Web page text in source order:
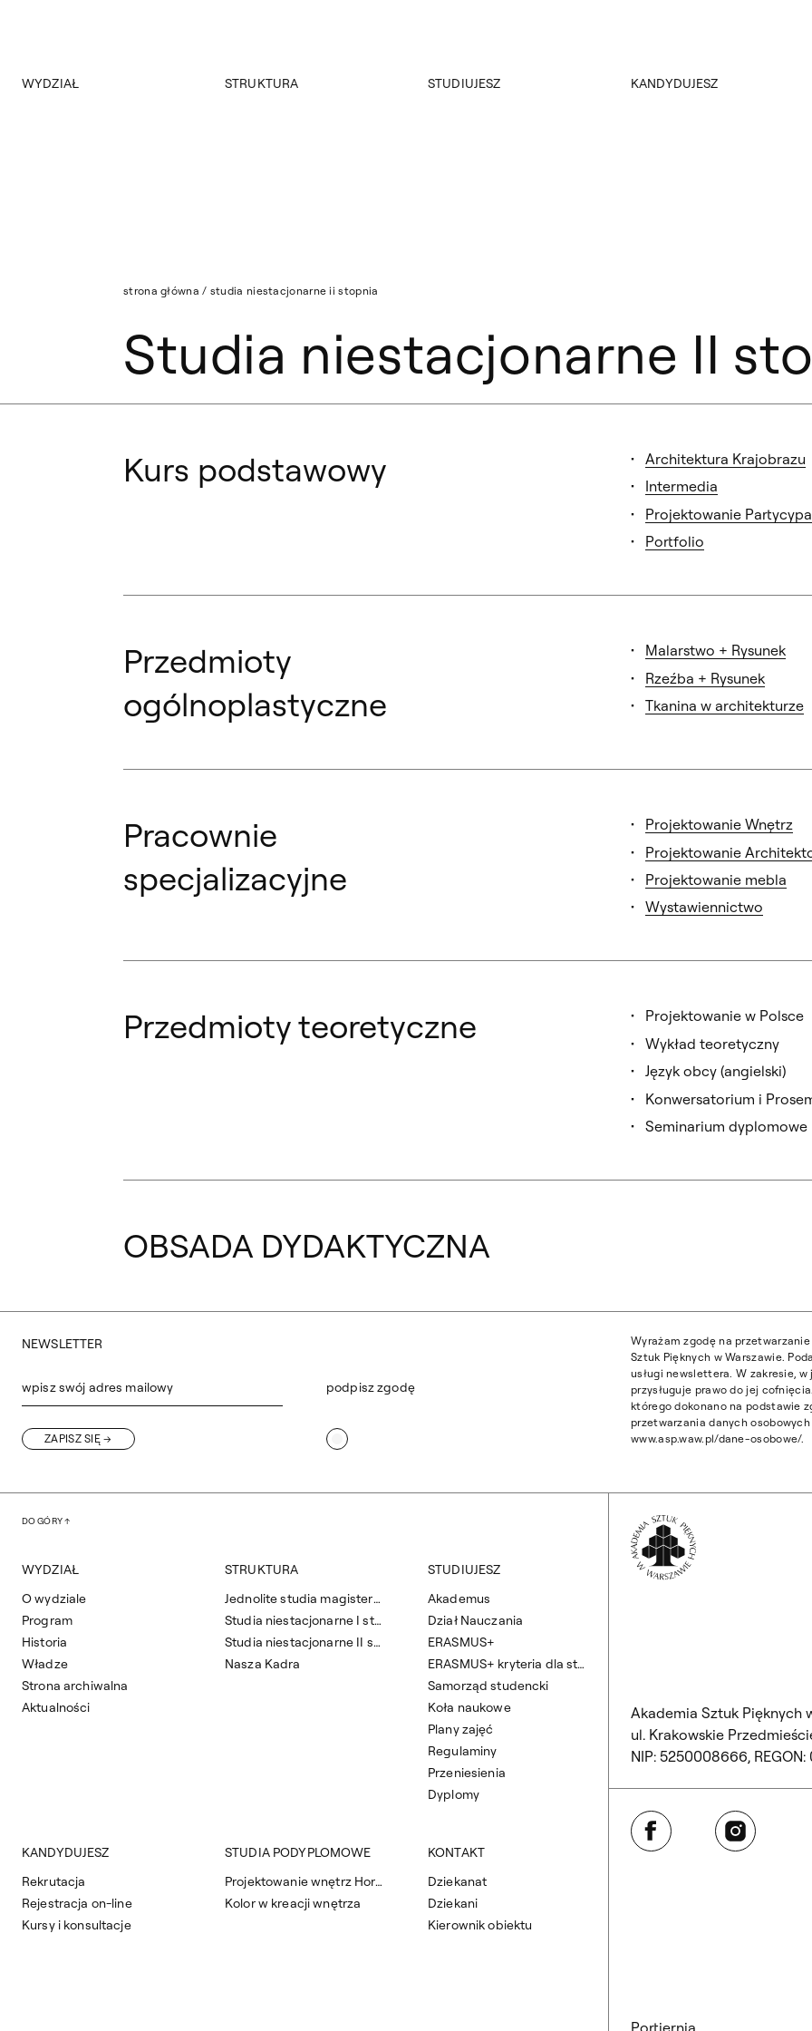
WYDZIAŁ STRUKTURA STUDIUJESZ KANDYDUJESZ
strona główna / studia niestacjonarne ii stopnia
Studia niestacjonarne II
Kurs podstawowy
Architektura Krajobrazu
Intermedia
Projektowanie
Portfolio
Przedmioty
ogólnoplastyczne
Malarstwo + Rysunek
Rzeźba + Rysunek
Tkanina w architekturze
Pracownie
specjalizacyjne
Projektowanie Wnętrz
Projektowanie
Projektowanie mebla
Wystawiennictwo
Przedmioty teoretyczne
Projektowanie w Polsce
Wykład teoretyczny
Język obcy (angielski)
Konwersatorium i
Seminarium dyplomowe
OBSADA DYDAKTYCZNA
NEWSLETTER
wpisz swój adres mailowy podpisz zgodę
ZAPISZ SIĘ
Wyrażam zgodę na
Sztuk Pięknych w Warszawie.
usługi newslettera. W zakresie,
przysługuje prawo do jej
którego dokonano na podstawie
przetwarzania danych
www.asp.waw.pl/dane-osobowe/.
DO GÓRY
WYDZIAŁ
O wydziale
Program
Historia
Władze
Strona archiwalna
Aktualności
STRUKTURA
Jednolite studia magisterskie
Studia niestacjonarne I stopnia
Studia niestacjonarne II stopnia
Nasza Kadra
STUDIUJESZ
Akademus
Dział Nauczania
ERASMUS+
ERASMUS+ kryteria dla studentów Wydziału Architektury Wnętrz
Samorząd studencki
Koła naukowe
Plany zajęć
Regulaminy
Przeniesienia
Dyplomy
KANDYDUJESZ
Rekrutacja
Rejestracja on-line
Kursy i konsultacje
STUDIA PODYPLOMOWE
Projektowanie wnętrz Horeca
Kolor w kreacji wnętrza
KONTAKT
Dziekanat
Dziekani
Kierownik obiektu
Akademia Sztuk Pięknych
ul. Krakowskie
NIP: 5250008666,
Facebook Instagram
Portiernia